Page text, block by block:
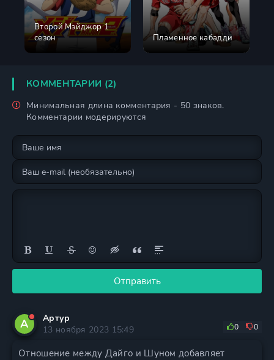
Второй Мэйджор 1
сезон
Пламенное кабадди
КОММЕНТАРИИ (2)
Минимальная длина комментария - 50 знаков.
Комментарии модерируются
Отправить
А
Артур
13 ноября 2023 15:49
0 0
Отношение между Дайго и Шуном добавляет